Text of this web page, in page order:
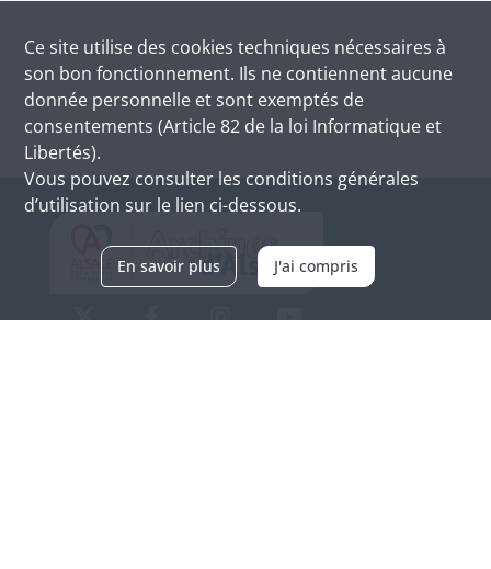
Ce site utilise des cookies techniques nécessaires à
son bon fonctionnement. Ils ne contiennent aucune
donnée personnelle et sont exemptés de
consentements (Article 82 de la loi Informatique et
Libertés).
Vous pouvez consulter les conditions générales
d’utilisation sur le lien ci-dessous.
En savoir plus J'ai compris